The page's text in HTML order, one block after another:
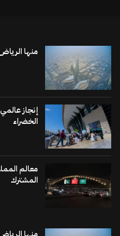
منها
إنجاز
الخضراء
معالم
المشترك